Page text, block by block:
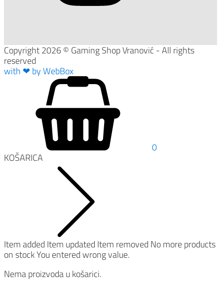
Copyright2026© Gaming Shop Vranović - All rights
reserved
with ❤ by WebBox
0
KOŠARICA
Item added Item updated Item removed No more products
on stockYou entered wrong value.
Nema proizvoda u košarici.